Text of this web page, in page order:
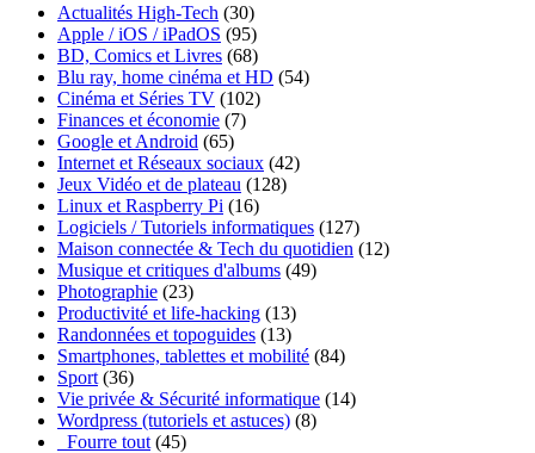
Actualités High-Tech (30)
Apple / iOS / iPadOS (95)
BD, Comics et Livres (68)
Blu ray, home cinéma et HD (54)
Cinéma et Séries TV (102)
Finances et économie (7)
Google et Android (65)
Internet et Réseaux sociaux (42)
Jeux Vidéo et de plateau (128)
Linux et Raspberry Pi (16)
Logiciels / Tutoriels informatiques (127)
Maison connectée & Tech du quotidien (12)
Musique et critiques d'albums (49)
Photographie (23)
Productivité et life-hacking (13)
Randonnées et topoguides (13)
Smartphones, tablettes et mobilité (84)
Sport (36)
Vie privée & Sécurité informatique (14)
Wordpress (tutoriels et astuces) (8)
_Fourre tout (45)